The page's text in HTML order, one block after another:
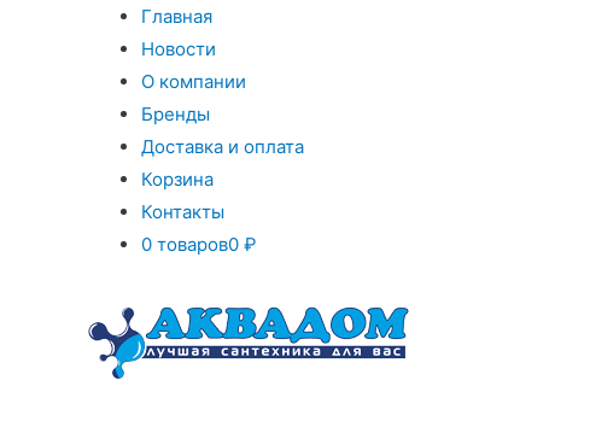
Главная
Новости
О компании
Бренды
Доставка и оплата
Корзина
Контакты
0 товаров0 ₽